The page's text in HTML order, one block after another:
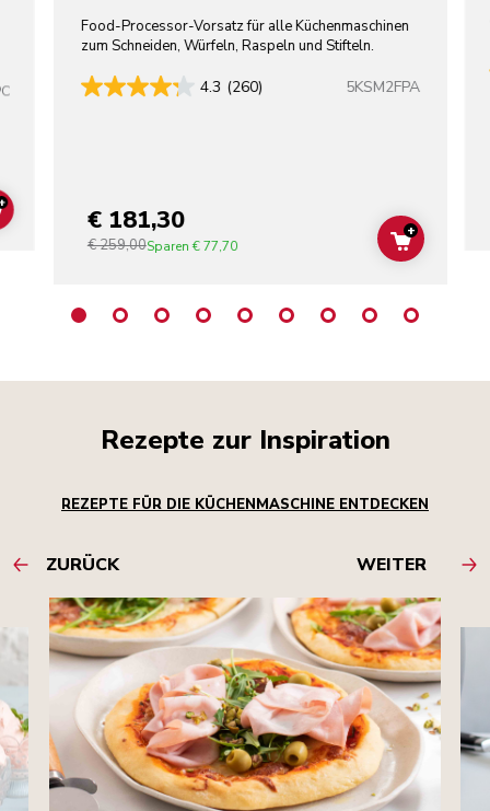
ADD TO CART
Food-Processor-Vorsatz für alle Küchenmaschinen
zum Schneiden, Würfeln, Raspeln und Stifteln.
4.3 (260) 5KSM2FPA
€ 181,30
€ 259,00Sparen € 77,70 ADD TO
+
Rezepte zur Inspiration
REZEPTE FÜR DIE KÜCHENMASCHINE ENTDECKEN
ZURÜCK WEITER